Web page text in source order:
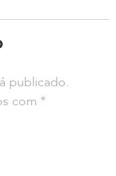
publicado.
com *